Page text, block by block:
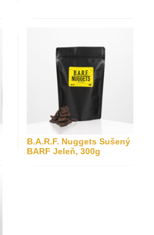
B.A.R.F. Nuggets Sušený
BARF Jeleň, 300g